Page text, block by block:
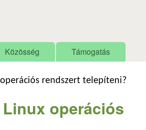
Közösség Támogatás
rendszert telepíteni?
operációs